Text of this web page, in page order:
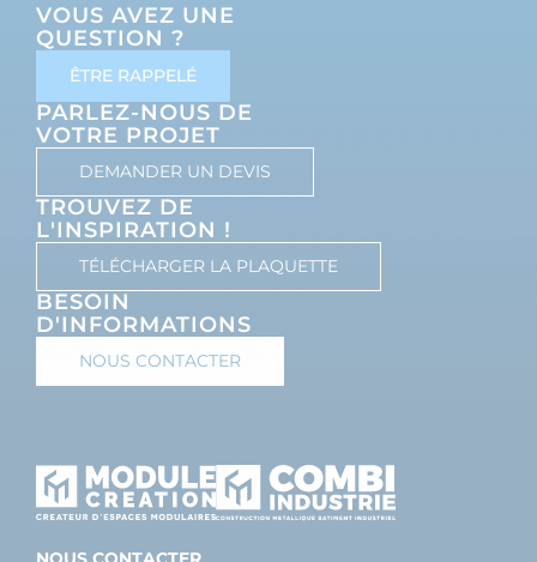
VOUS AVEZ UNE
QUESTION ?
ÊTRE RAPPELÉ
PARLEZ-NOUS DE
VOTRE PROJET
DEMANDER UN DEVIS
TROUVEZ DE
L'INSPIRATION !
TÉLÉCHARGER LA PLAQUETTE
BESOIN
D'INFORMATIONS
NOUS CONTACTER